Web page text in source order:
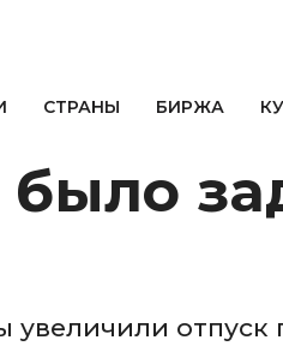
СТРАНЫ БИРЖА
было
увеличили отпуск